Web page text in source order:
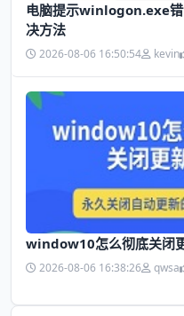
电脑提示winlogon.exe
决方法
2026-08-06 16:50:54 kevin
window10怎么彻底关闭
2026-08-06 16:38:26 qwsa